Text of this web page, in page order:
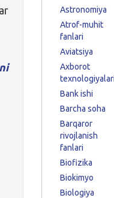
Astronomiya
Atrof-muhit
fanlari
Aviatsiya
Axborot
texnologiyalari
Bank ishi
Barcha soha
Barqaror
rivojlanish
fanlari
Biofizika
Biokimyo
Biologiya